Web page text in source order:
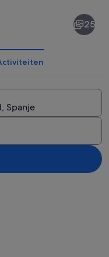
van een man te
25
Spanje